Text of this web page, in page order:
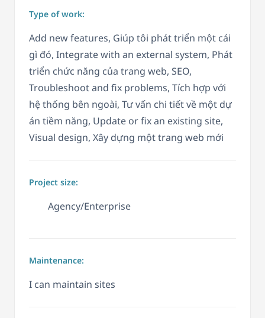
Type of work:
Add new features, Giúp tôi phát triển một cái
gì đó, Integrate with an external system, Phát
triển chức năng của trang web, SEO,
Troubleshoot and fix problems, Tích hợp với
hệ thống bên ngoài, Tư vấn chi tiết về một dự
án tiềm năng, Update or fix an existing site,
Visual design, Xây dựng một trang web mới
Project size:
Agency/Enterprise
Maintenance:
I can maintain sites